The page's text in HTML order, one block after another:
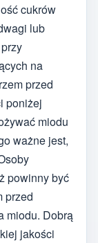
cukrów
lub
na
przed
poniżej
miodu
ważne jest,
powinny być
przed
miodu. Dobrą
jakości